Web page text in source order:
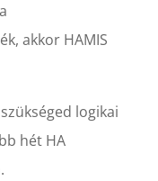
akkor HAMIS
logikai
hét HA